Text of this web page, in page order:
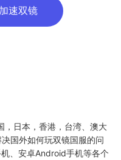
速双镜
，日本，香港，台湾、澳大
国外如何玩双镜国服的问
、安卓Android手机等各个